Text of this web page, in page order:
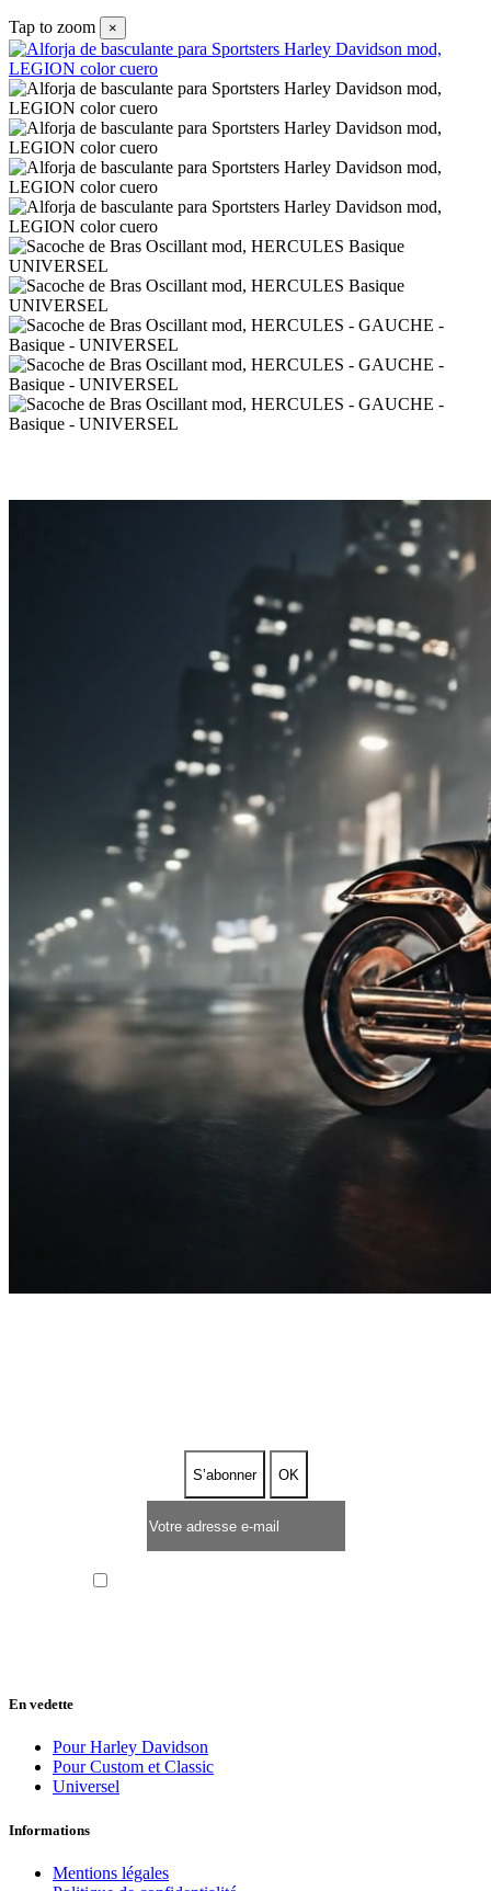
Tap to zoom ×
En vedette
Pour Harley Davidson
Pour Custom et Classic
Universel
Informations
Mentions légales